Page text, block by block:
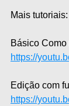
Mais tutoriais:
Básico Como
https://
Edição com
https://